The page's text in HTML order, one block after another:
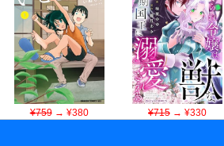
¥759→ ¥380 ¥715→ ¥330